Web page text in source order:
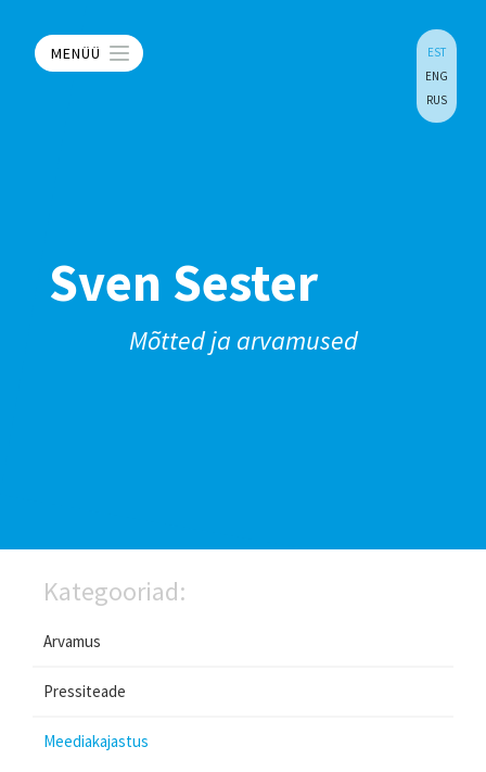
MENÜÜ
EST
ENG
RUS
Sven Sester
Mõtted ja arvamused
Kategooriad:
Arvamus
Pressiteade
Meediakajastus